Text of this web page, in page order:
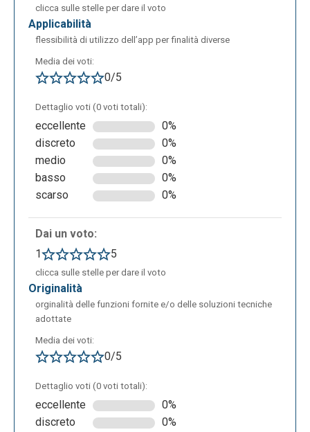
clicca sulle stelle per dare il voto
applicabilità
flessibilità di utilizzo dell’app per finalità diverse
Media dei voti:
0/5
Dettaglio voti (0 voti totali):
eccellente
0%
discreto
0%
medio
0%
basso
0%
scarso
0%
Dai un voto:
1
5
clicca sulle stelle per dare il voto
originalità
orginalità delle funzioni fornite e/o delle soluzioni tecniche
adottate
Media dei voti:
0/5
Dettaglio voti (0 voti totali):
eccellente
0%
discreto
0%